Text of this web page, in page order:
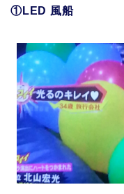
①LED 風船